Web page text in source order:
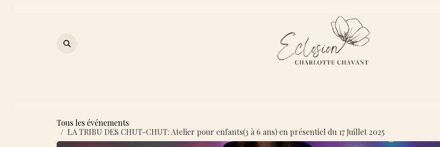
Tous les événements
LA TRIBU DES CHUT-CHUT: Atelier pour enfants(3 à 6 ans) en présentiel du 17 Juillet 2025